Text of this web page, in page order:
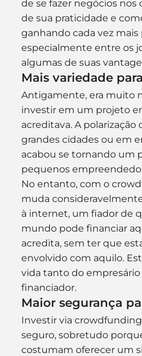
de se fazer negócios nos
de sua praticidade e
ganhando cada vez
especialmente entre os
algumas de suas
Mais variedade
Antigamente, era muito
investir em um projeto
acreditava. A
grandes cidades ou em
acabou se tornando um
pequenos
No entanto, com o
muda
à internet, um fiador de
mundo pode financiar
acredita, sem ter que
envolvido com aquilo.
vida tanto do
financiador.
Maior segurança
Investir via
seguro, sobretudo
costumam oferecer um